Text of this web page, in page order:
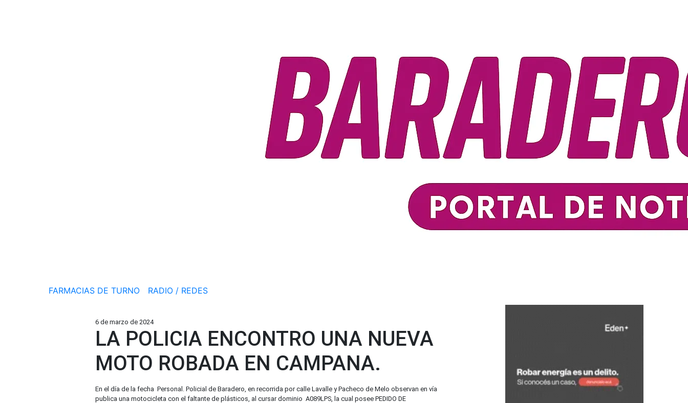
FARMACIAS DE TURNO RADIO / REDES
6 de marzo de 2024
LA POLICIA ENCONTRO UNA NUEVA
MOTO ROBADA EN CAMPANA.
En el día de la fecha Personal. Policial de Baradero, en recorrida por calle Lavalle y Pacheco de Melo observan en vía
publica una motocicleta con el faltante de plásticos, al cursar dominio A089LPS, la cual posee PEDIDO DE